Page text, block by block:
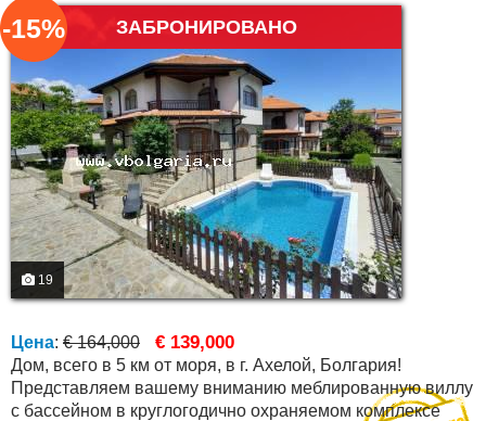
ЗАБРОНИРОВАНО
19
-15%
Цена: € 164,000 € 139,000
Дом, всего в 5 км от моря, в г. Ахелой, Болгария!
Представляем вашему вниманию меблированную виллу
с бассейном в круглогодично охраняемом комплексе